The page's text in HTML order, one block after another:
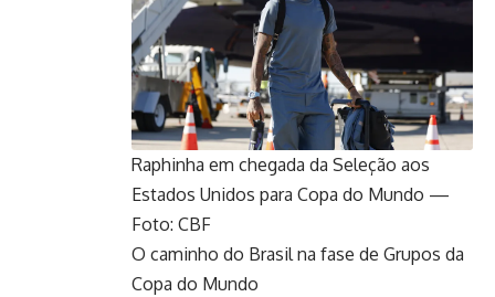
Raphinha em chegada da Seleção aos
Estados Unidos para Copa do Mundo —
Foto: CBF
O caminho do Brasil na fase de Grupos da
Copa do Mundo